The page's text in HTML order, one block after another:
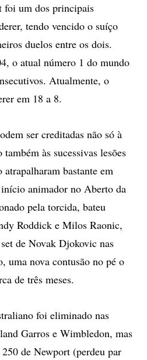
foi um dos principais
tendo vencido o suíço
duelos entre os dois.
o atual número 1 do mundo
Atualmente, o
em 18 a 8.
ser creditadas não só à
às sucessivas lesões
bastante em
animador no Aberto da
pela torcida, bateu
Roddick e Milos Raonic,
de Novak Djokovic nas
uma nova contusão no pé o
de três meses.
foi eliminado nas
Garros e Wimbledon, mas
de Newport (perdeu par